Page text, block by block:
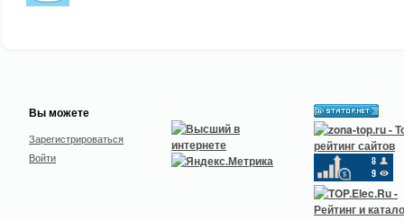
Вы можете
Зарегистрироваться
Войти